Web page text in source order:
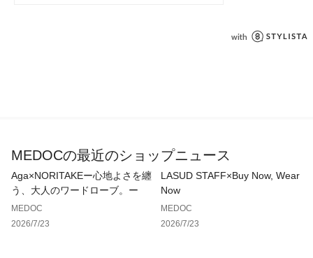
MEDOCの最近のショップニュース
Aga×NORITAKEー心地よさを纏
う、大人のワードローブ。ー
MEDOC
2026/7/23
LASUD STAFF×Buy Now, Wear
Now
MEDOC
2026/7/23